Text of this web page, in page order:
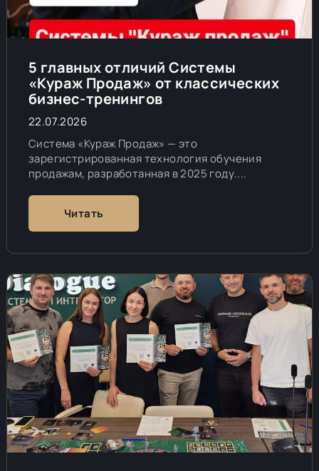
5 главных отличий Системы
«Кураж Продаж» от классических
бизнес-тренингов
22.07.2026
Система «Кураж Продаж» — это
зарегистрированная технология обучения
продажам, разработанная в 2025 году....
Читать